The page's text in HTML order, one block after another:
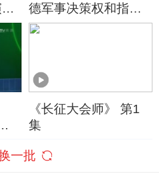
德军事决策权和指挥
权
《长征大会师》 第1
集
一批